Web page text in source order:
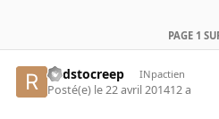
PAGE 1
Redstocreep INpactien
Posté(e) le 22 avril 201412 a